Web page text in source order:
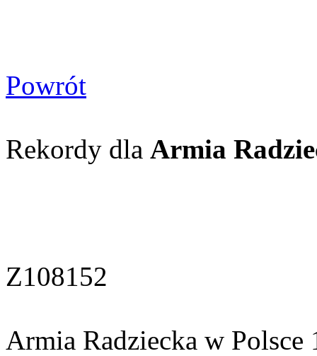
Powrót
Rekordy dla Armia
Z108152
Armia Radziecka w